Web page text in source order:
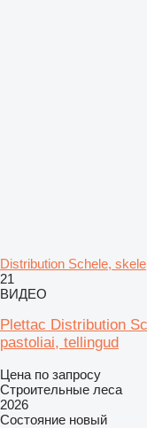
Distribution Schele,
21
ВИДЕО
Plettac Distribution
pastoliai, tellingud
Цена по запросу
Строительные леса
2026
Состояние новый